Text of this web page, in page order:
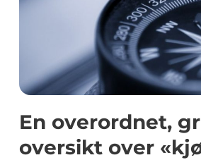
En overordnet,
oversikt over